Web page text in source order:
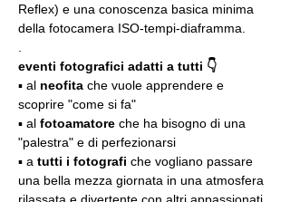
Reflex) e una conoscenza basica minima
della fotocamera ISO-tempi-diaframma.
eventi fotografici adatti a tutti 👇
▪️ al neofita che vuole apprendere e
scoprire "come si fa"
▪️ al fotoamatore che ha bisogno di una
"palestra" e di perfezionarsi
▪️ a tutti i fotografi che vogliano passare
una bella mezza giornata in una atmosfera